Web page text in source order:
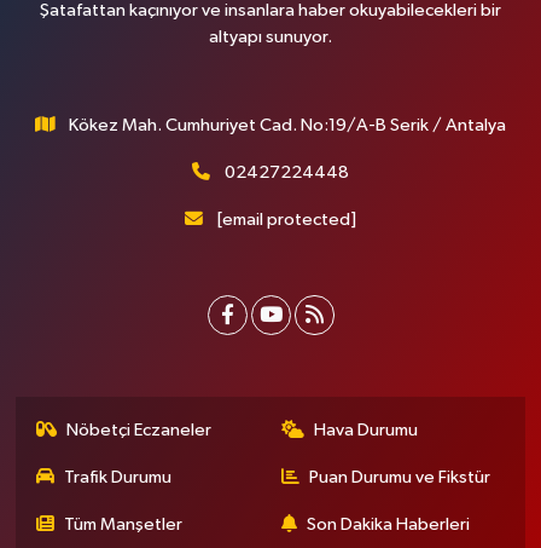
Şatafattan kaçınıyor ve insanlara haber okuyabilecekleri bir
altyapı sunuyor.
Kökez Mah. Cumhuriyet Cad. No:19/A-B Serik / Antalya
02427224448
[email protected]
Nöbetçi Eczaneler Hava Durumu
Trafik Durumu Puan Durumu ve Fikstür
Tüm Manşetler Son Dakika Haberleri